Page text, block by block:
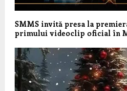
SMMS invită presa la
primului videoclip oficial în